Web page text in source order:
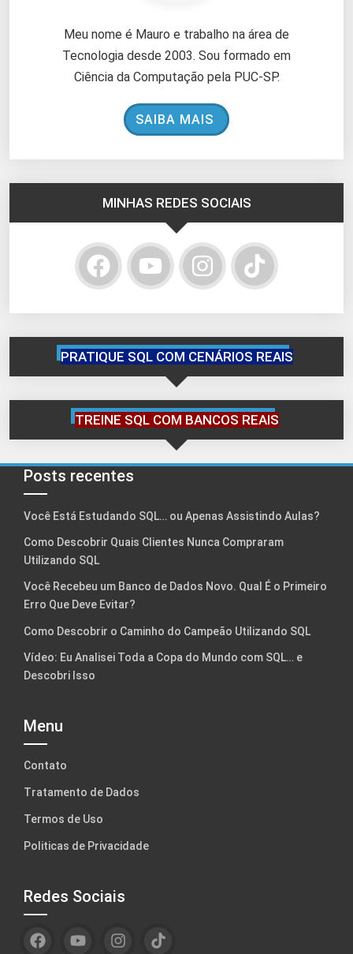
Meu nome é Mauro e trabalho na área de
Tecnologia desde 2003. Sou formado em
Ciência da Computação pela PUC-SP.
SAIBA MAIS
MINHAS REDES SOCIAIS
PRATIQUE SQL COM CENÁRIOS REAIS
TREINE SQL COM BANCOS REAIS
Posts recentes
Você Está Estudando SQL… ou Apenas Assistindo Aulas?
Como Descobrir Quais Clientes Nunca Compraram
Utilizando SQL
Você Recebeu um Banco de Dados Novo. Qual É o Primeiro
Erro Que Deve Evitar?
Como Descobrir o Caminho do Campeão Utilizando SQL
Vídeo: Eu Analisei Toda a Copa do Mundo com SQL… e
Descobri Isso
Menu
Contato
Tratamento de Dados
Termos de Uso
Politicas de Privacidade
Redes Sociais